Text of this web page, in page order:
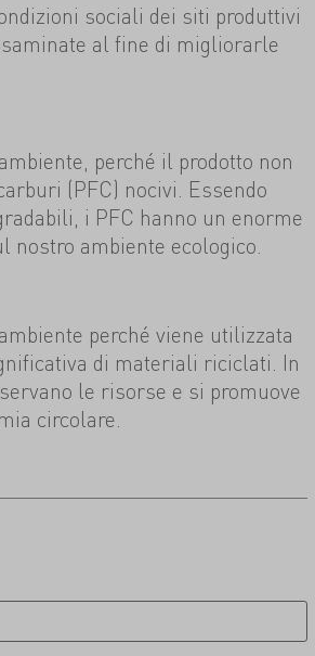
sociali dei siti produttivi
al fine di migliorarle
perché il prodotto non
(PFC) nocivi. Essendo
i PFC hanno un enorme
nostro ambiente ecologico.
perché viene utilizzata
di materiali riciclati. In
le risorse e si promuove
circolare.